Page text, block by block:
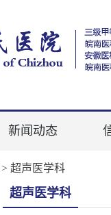
新闻动态
> 超声医学科
超声医学科